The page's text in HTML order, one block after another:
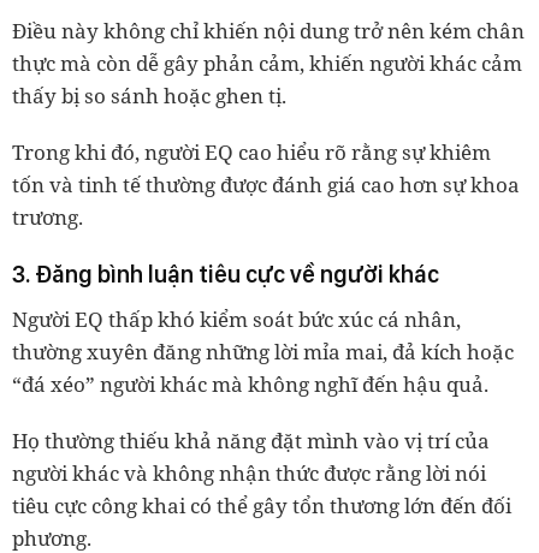
Điều này không chỉ khiến nội dung trở nên kém chân
thực mà còn dễ gây phản cảm, khiến người khác cảm
thấy bị so sánh hoặc ghen tị.
Trong khi đó, người EQ cao hiểu rõ rằng sự khiêm
tốn và tinh tế thường được đánh giá cao hơn sự khoa
trương.
3. Đăng bình luận tiêu cực về người khác
Người EQ thấp khó kiểm soát bức xúc cá nhân,
thường xuyên đăng những lời mỉa mai, đả kích hoặc
“đá xéo” người khác mà không nghĩ đến hậu quả.
Họ thường thiếu khả năng đặt mình vào vị trí của
người khác và không nhận thức được rằng lời nói
tiêu cực công khai có thể gây tổn thương lớn đến đối
phương.